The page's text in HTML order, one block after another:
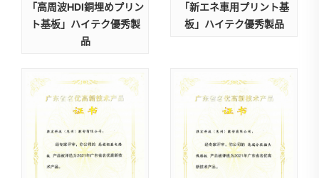
「高周波HDI銅埋めプリン
ト基板」ハイテク優秀製
品
「新エネ車用プリント基
板」ハイテク優秀製品